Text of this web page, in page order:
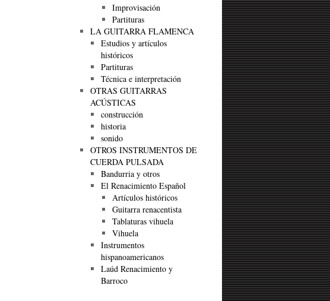
Improvisación
Partituras
LA GUITARRA FLAMENCA
Estudios y artículos
históricos
Partituras
Técnica e interpretación
OTRAS GUITARRAS
ACÚSTICAS
construcción
historia
sonido
OTROS INSTRUMENTOS DE
CUERDA PULSADA
Bandurria y otros
El Renacimiento Español
Artículos históricos
Guitarra renacentista
Tablaturas vihuela
Vihuela
Instrumentos
hispanoamericanos
Laúd Renacimiento y
Barroco